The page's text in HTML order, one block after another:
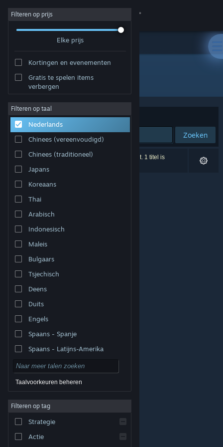
Inloggen
Community
Over
Ondersteuning
Taal wijzigen
Download de mobiele Steam-app
Desktopwebsite weergeven
© Valve Corporation. Alle rechten voorbehouden. Alle
handelsmerken zijn eigendom van hun respectieve
Privacybeleid|Juridische informatie
Toegankelijkheid
|
Terugbetalingen
Filteren op prijs
Elke prijs
Kortingen en evenementen
Gratis te spelen items
verbergen
Filteren op taal
Nederlands
Chinees (vereenvoudigd)
Chinees (traditioneel)
Japans
Koreaans
Thai
Arabisch
Indonesisch
Maleis
Bulgaars
Tsjechisch
Deens
Duits
Engels
Spaans - Spanje
Spaans - Latijns-Amerika
Taalvoorkeuren beheren
Filteren op tag
Strategie
Actie
Uitgever: BedRock Games
Sorteren op Relevantie
Zoeken
0 resultaten komen overeen met je zoekopdracht. 1 titel is
uitgesloten op basis van je voorkeuren.